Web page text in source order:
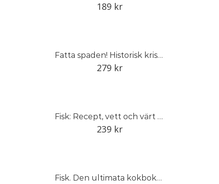
189 kr
Fatta spaden! Historisk kristidsodling för framtida skördar
279 kr
Fisk: Recept, vett och värt att veta
239 kr
Fisk. Den ultimata kokboken om fisk och skaldjur